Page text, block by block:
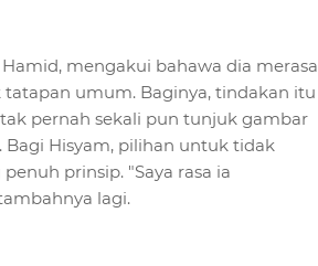
mengakui bahawa dia merasa
umum. Baginya, tindakan itu
pernah sekali pun tunjuk gambar
Bagi Hisyam, pilihan untuk tidak
prinsip. "Saya rasa ia
lagi.